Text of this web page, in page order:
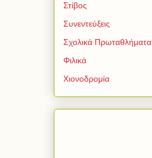
Στίβος
Συνεντεύξεις
Σχολικά Πρωταθλήματα
Φιλικά
Χιονοδρομία